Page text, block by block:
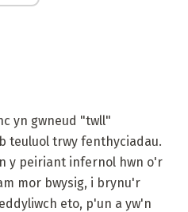
yn gwneud "twll"
teuluol trwy fenthyciadau.
y peiriant infernol hwn o'r
mor bwysig, i brynu'r
eto, p'un a yw'n